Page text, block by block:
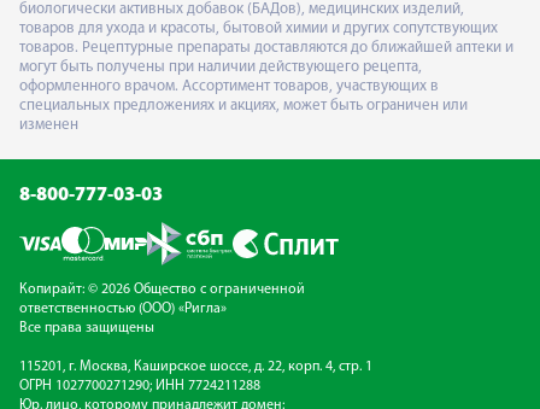
биологически активных добавок (БАДов), медицинских изделий,
товаров для ухода и красоты, бытовой химии и других сопутствующих
товаров. Рецептурные препараты доставляются до ближайшей аптеки и
могут быть получены при наличии действующего рецепта,
оформленного врачом. Ассортимент товаров, участвующих в
специальных предложениях и акциях, может быть ограничен или
изменен
8-800-777-03-03
Копирайт: © 2026 Общество с ограниченной
ответственностью (ООО) «Ригла»
Все права защищены
115201, г. Москва, Каширское шоссе, д. 22, корп. 4, стр. 1
ОГРН 1027700271290; ИНН 7724211288
Юр. лицо, которому принадлежит домен: